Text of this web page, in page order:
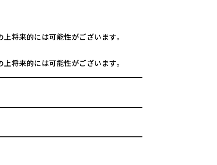
将来的には可能性がございます。
将来的には可能性がございます。